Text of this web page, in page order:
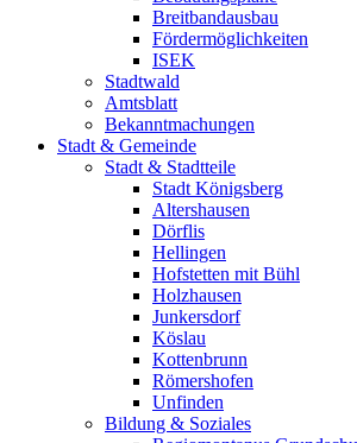
Breitbandausbau
Fördermöglichkeiten
ISEK
Stadtwald
Amtsblatt
Bekanntmachungen
Stadt & Gemeinde
Stadt & Stadtteile
Stadt Königsberg
Altershausen
Dörflis
Hellingen
Hofstetten mit Bühl
Holzhausen
Junkersdorf
Köslau
Kottenbrunn
Römershofen
Unfinden
Bildung & Soziales